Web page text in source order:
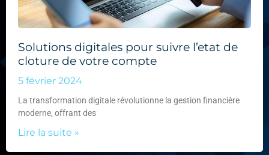
Solutions digitales pour suivre l’etat de
cloture de votre compte
5 février 2024
La transformation digitale révolutionne la gestion financière
moderne, offrant des
Lire la suite »